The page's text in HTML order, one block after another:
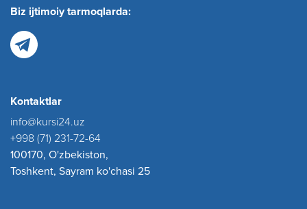
Biz ijtimoiy tarmoqlarda:
Kontaktlar
info@kursi24.uz
+998 (71) 231-72-64
100170, O'zbekiston,
Toshkent, Sayram ko'chasi 25